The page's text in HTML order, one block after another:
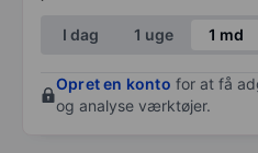
End of interactive chart.
I dag 1 uge 1 md
Opret en konto for at få
og analyse værktøjer.